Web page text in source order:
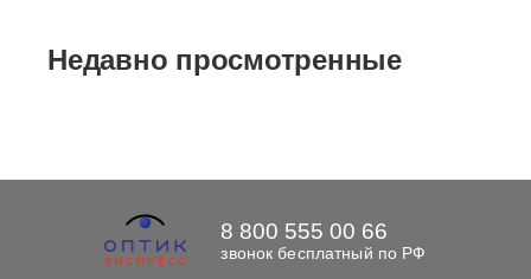
Недавно просмотренные
8 800 555 00 66
звонок бесплатный по РФ